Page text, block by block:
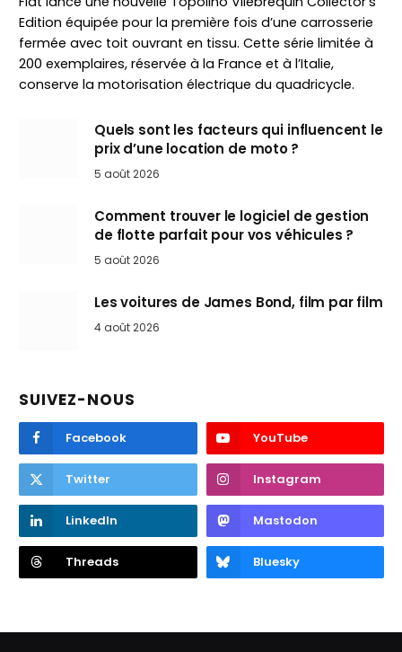
Edition équipée pour la première fois d’une carrosserie
fermée avec toit ouvrant en tissu. Cette série limitée à
200 exemplaires, réservée à la France et à l’Italie,
conserve la motorisation électrique du quadricycle.
Quels sont les facteurs qui influencent le
prix d’une location de moto ?
5 août 2026
Comment trouver le logiciel de gestion
de flotte parfait pour vos véhicules ?
5 août 2026
Les voitures de James Bond, film par film
4 août 2026
SUIVEZ-NOUS
Facebook YouTube
Twitter Instagram
LinkedIn Mastodon
Threads Bluesky